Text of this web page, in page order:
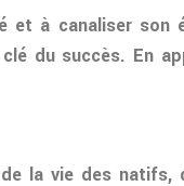
et à canaliser
du succès. En
la vie des